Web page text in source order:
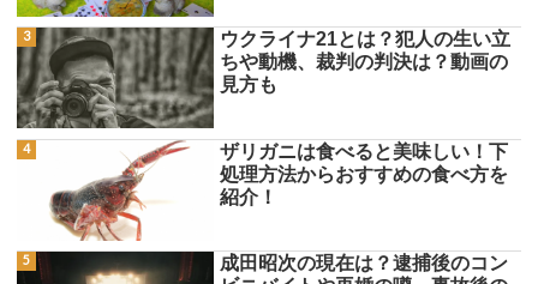
ウクライナ21とは？犯人の生い立
ちや動機、裁判の判決は？動画の
見方も
ザリガニは食べると美味しい！下
処理方法からおすすめの食べ方を
紹介！
成田昭次の現在は？逮捕後のコン